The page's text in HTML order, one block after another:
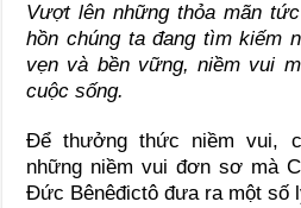
Vượt lên những thỏa mãn
hồn chúng ta đang tìm kiếm
vẹn và bền vững, niềm vui
cuộc sống.
Để thưởng thức niềm vui,
những niềm vui đơn sơ mà
Đức Bênêđictô đưa ra một số